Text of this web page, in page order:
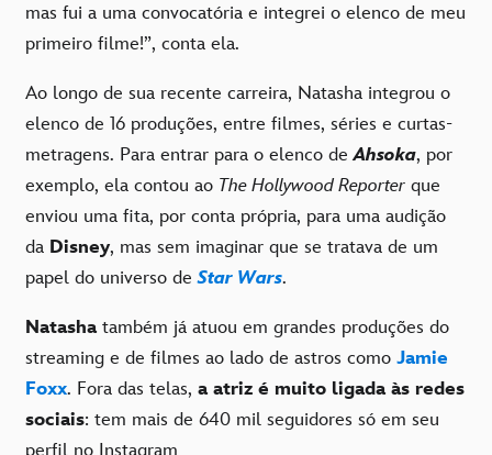
mas fui a uma convocatória e integrei o elenco de meu
primeiro filme!”, conta ela.
Ao longo de sua recente carreira, Natasha integrou o
elenco de 16 produções, entre filmes, séries e curtas-
metragens. Para entrar para o elenco deAhsoka, por
exemplo, ela contou ao The Hollywood Reporter que
enviou uma fita, por conta própria, para uma audição
da Disney, mas sem imaginar que se tratava de um
papel do universo deStar Wars.
Natashatambém já atuou em grandes produções do
streaming e de filmes ao lado de astros como Jamie
Foxx. Fora das telas, a atriz é muito ligada às redes
sociais: tem mais de 640 mil seguidores só em seu
perfil no Instagram